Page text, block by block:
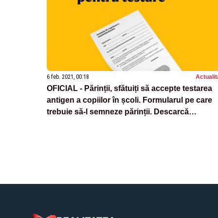
6 feb. 2021, 00:18
OFICIAL - Părinții, sfătuiți să accepte testarea
antigen a copiilor în școli. Formularul pe care
trebuie să-l semneze părinții. Descarcă